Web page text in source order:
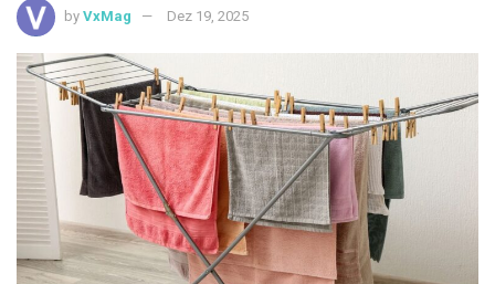
by VxMag Dez 19, 2025